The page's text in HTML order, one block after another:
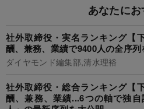
あなたに
社外取締役・実名ランキング【
酬、兼務、業績で9400人の全序列
ダイヤモンド編集部,清水理裕
社外取締役・総合ランキング【
酬、兼務、業績...6つの軸で独